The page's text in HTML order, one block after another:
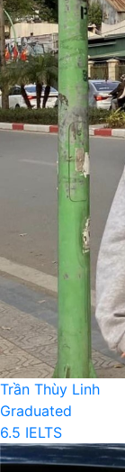
Trần Thùy Linh
Graduated
6.5 IELTS